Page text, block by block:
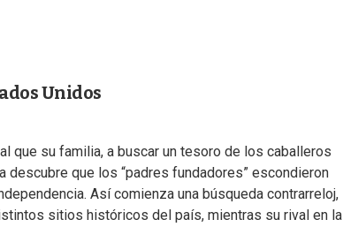
Unidos
que su familia, a buscar un tesoro de los caballeros
descubre que los “padres fundadores” escondieron
Así comienza una búsqueda contrarreloj,
sitios históricos del país, mientras su rival en la